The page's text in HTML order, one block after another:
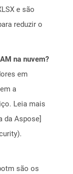
e são
reduzir o
na nuvem?
em
a
Leia mais
da Aspose]
são os